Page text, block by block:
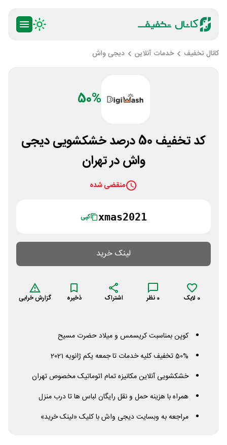
کانال تخفیف خدمات آنلاین دیجی واش
50%
کد تخفیف 50 درصد خشکشویی دیجی
واش در تهران
منقضی شده
xmas2021 کپی
لینک خرید
0 لایک 0 نظر اشتراک ذخیره گزارش خرابی
کوپن بمناسبت کریسمس و میلاد حضرت مسیح
50% تخفیف کلیه خدمات تا جمعه یکم ژانویه 2021
خشکشویی آنلاین مکانیزه تمام اتوماتیک مخصوص تهران
همراه با هزینه حمل و نقل رایگان لباس ها تا درب منزل
مراجعه به وبسایت دیجی واش با کلیک «لینک خرید»